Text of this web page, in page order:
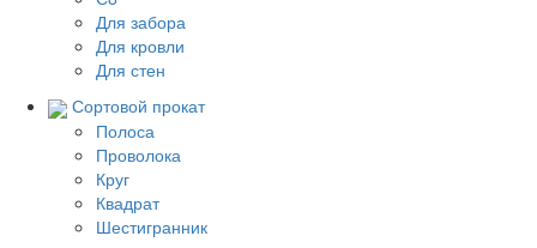
Для забора
Для кровли
Для стен
Сортовой прокат
Полоса
Проволока
Круг
Квадрат
Шестигранник